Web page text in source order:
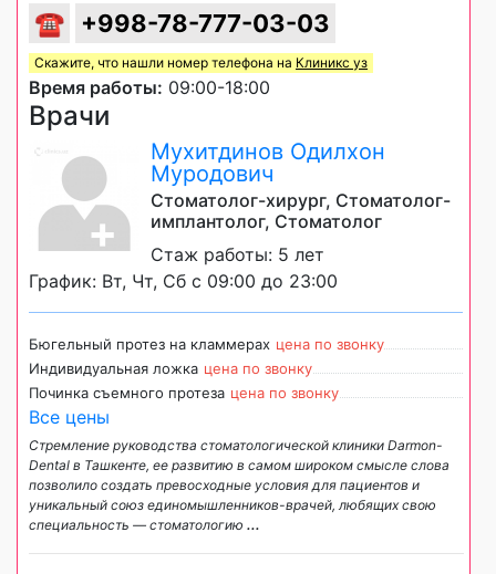
☎ +998-78-777-03-03
Скажите, что нашли номер телефона на Клиникс уз
Время работы: 09:00-18:00
Врачи
Мухитдинов Одилхон
Муродович
Стоматолог-хирург, Стоматолог-
имплантолог, Стоматолог
Стаж работы: 5 лет
График: Вт, Чт, Сб с 09:00 до 23:00
Бюгельный протез на кламмерах цена по звонку
Индивидуальная ложка цена по звонку
Починка съемного протеза цена по звонку
Все цены
Стремление руководства стоматологической клиники Darmon-
Dental в Ташкенте, ее развитию в самом широком смысле слова
позволило создать превосходные условия для пациентов и
уникальный cоюз единомышленников-врачей, любящих свою
специальность — стоматологию ...